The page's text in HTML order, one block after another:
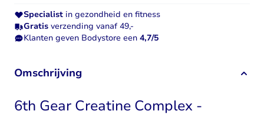
Specialist in gezondheid en fitness
Gratis verzending vanaf 49,-
Klanten geven Bodystore een 4,7/5
Omschrijving
6th Gear Creatine Complex -